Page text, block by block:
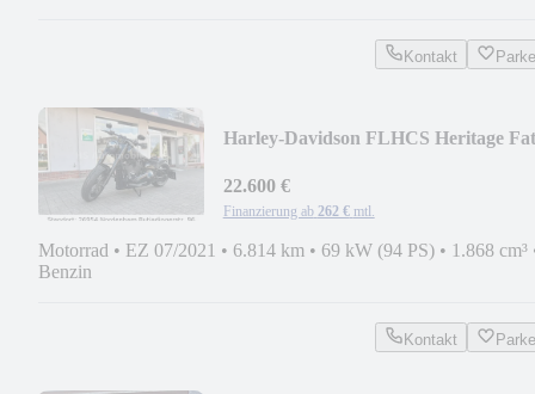
Kontakt
Harley-Davidson FLHCS Heritage Fat
22.600 €
Finanzierung ab 262 € mtl.
Motorrad • EZ 07/2021 • 6.814 km • 69 kW (94 PS) • 1.868 cm³
Benzin
Kontakt